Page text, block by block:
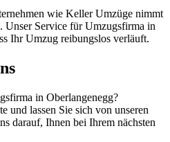
wie Keller Umzüge nimmt
Unser Service für Umzugsfirma in
Ihr Umzug reibungslos verläuft.
in Oberlangenegg?
und lassen Sie sich von unseren
darauf, Ihnen bei Ihrem nächsten